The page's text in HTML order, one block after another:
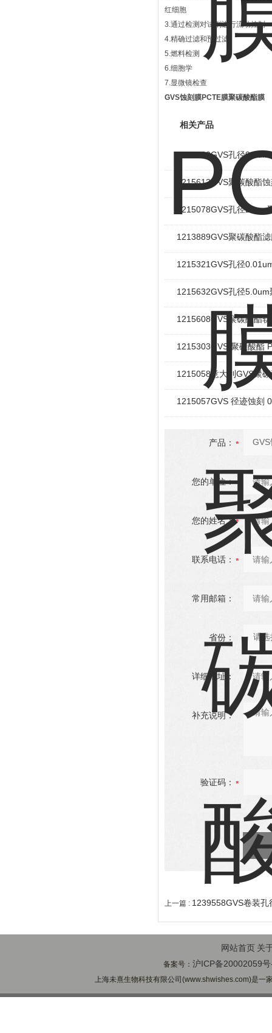
红细胞
3.通过检测对试剂进行流动控制
4.精确过滤和预过滤
5.燃料检测
6.细胞学
7.显微镜检查
GVS蚀刻膜PCTE膜聚碳酸酯膜
相关产品
1215303GVS孔径
1215612GVS聚碳酸酯
1215078GVS孔径
1213889GVS聚碳酸酯
1215321GVS孔径
1215632GVS孔径
1215608GVS聚碳酸酯
1215303GVS 聚碳酸酯
1215058意大利GVS聚
1215057GVS 径迹蚀刻
产品：
您的单位：
您的姓名：
联系电话：
常用邮箱：
省份：
详细地址：
补充说明：
验证码：
上一篇 : 1239558GVS卷装
网站首页 关
备案号：沪ICP备20002059
上海未熹生物科技有限公司(www.shwishes.com)是一